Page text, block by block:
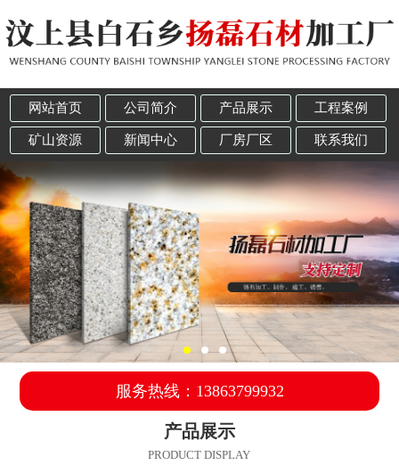
网站首页 公司简介 产品展示 工程案例
矿山资源 新闻中心 厂房厂区 联系我们
服务热线：13863799932
产品展示
PRODUCT DISPLAY